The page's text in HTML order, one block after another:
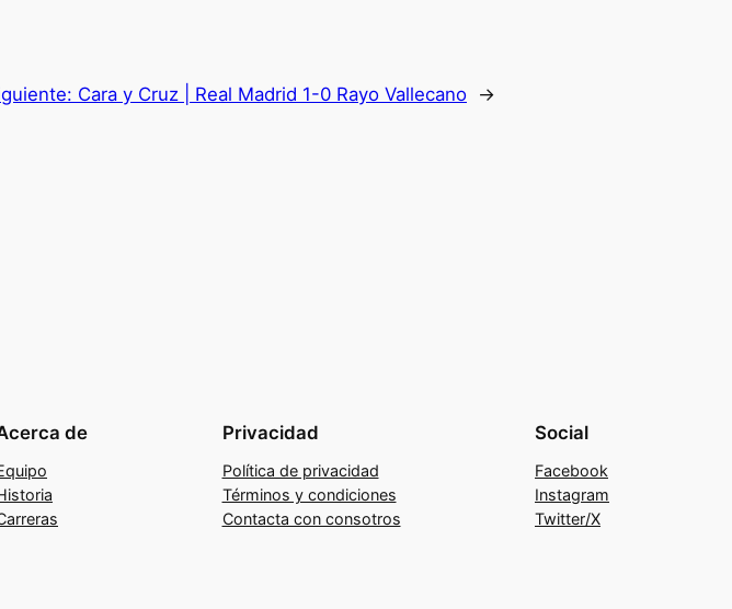
Cara y Cruz | Real Madrid 1-0 Rayo Vallecano →
de Privacidad
Política de privacidad
Términos y condiciones
Contacta con consotros
Social
Facebook
Instagram
Twitter/X